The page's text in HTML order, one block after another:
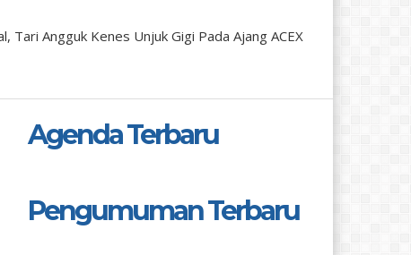
Tari Angguk Kenes Unjuk Gigi Pada Ajang ACEX
Agenda Terbaru
Pengumuman Terbaru